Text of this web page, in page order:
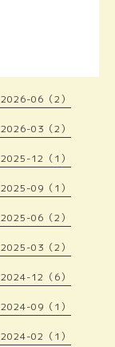
2026-06（2）
2026-03（2）
2025-12（1）
2025-09（1）
2025-06（2）
2025-03（2）
2024-12（6）
2024-09（1）
2024-02（1）